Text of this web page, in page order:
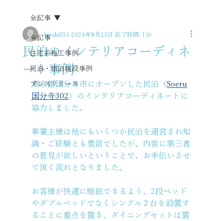
全記事
住宅系施工事例
民泊・宿泊施設事例
プレスリリース
全記事
民泊のインテリアコーディネ
ート事例
hiroki031 2024年8月25日 読了時間: 1分
東京都国分寺市にオープンした民泊（Soeru
国分寺302）のインテリアコーディネートに
協力しました。
事業主様は他にもいくつか民泊を運営され知
識・ご経験とも豊富でしたが、内装に第三者
の意見が欲しいということで、お手伝いさせ
て頂く流れとなりました。
お客様が快適に睡眠できるよう、2段ベッド
やダブルベッドでなくシングル２台を設置す
ることに重点を置き、ダイニングセットは置